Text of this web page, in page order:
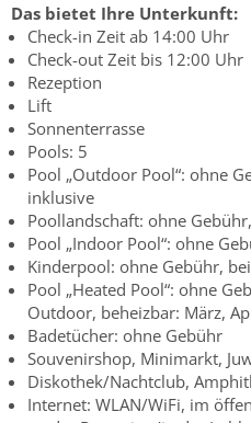
Das bietet Ihre Unterkunft:
Check-in Zeit ab 14:00 Uhr
Check-out Zeit bis 12:00 Uhr
Rezeption
Lift
Sonnenterrasse
Pools: 5
Pool „Outdoor Pool“: ohne
inklusive
Poollandschaft: ohne
Pool „Indoor Pool“: ohne
Kinderpool: ohne Gebühr,
Pool „Heated Pool“: ohne
Outdoor, beheizbar: März,
Badetücher: ohne Gebühr
Souvenirshop, Minimarkt,
Diskothek/Nachtclub,
Internet: WLAN/WiFi, im